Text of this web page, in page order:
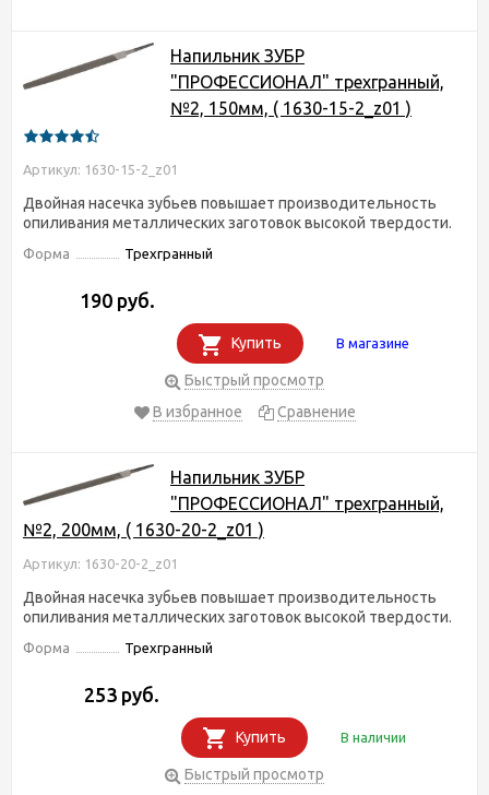
Напильник ЗУБР
"ПРОФЕССИОНАЛ" трехгранный,
№2, 150мм, ( 1630-15-2_z01 )
Артикул: 1630-15-2_z01
Двойная насечка зубьев повышает производительность
опиливания металлических заготовок высокой твердости.
Форма Трехгранный
190 руб.
Купить В магазине
Быстрый просмотр
В избранное
Сравнение
Напильник ЗУБР
"ПРОФЕССИОНАЛ" трехгранный,
№2, 200мм, ( 1630-20-2_z01 )
Артикул: 1630-20-2_z01
Двойная насечка зубьев повышает производительность
опиливания металлических заготовок высокой твердости.
Форма Трехгранный
253 руб.
Купить В наличии
Быстрый просмотр